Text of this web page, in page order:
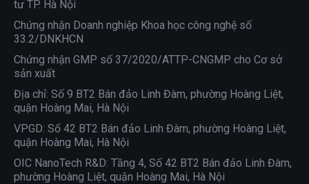
tư TP. Hà Nội
Chứng nhận Doanh nghiệp Khoa học công nghệ số
33.2/DNKHCN
Chứng nhận GMP số 37/2020/ATTP-CNGMP cho Cơ sở
sản xuất
Địa chỉ: Số 9 BT2 Bán đảo Linh Đàm, phường Hoàng Liệt,
quận Hoàng Mai, Hà Nội
VPGD: Số 42 BT2 Bán đảo Linh Đàm, phường Hoàng Liệt,
quận Hoàng Mai, Hà Nội
OIC NanoTech R&D: Tầng 4, Số 42 BT2 Bán đảo Linh Đàm,
phường Hoàng Liệt, quận Hoàng Mai, Hà Nội